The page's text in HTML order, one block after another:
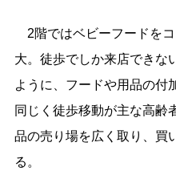
2階ではベビーフードを
大。徒歩でしか来店できな
ように、フードや用品の付
同じく徒歩移動が主な高齢
品の売り場を広く取り、買
る。